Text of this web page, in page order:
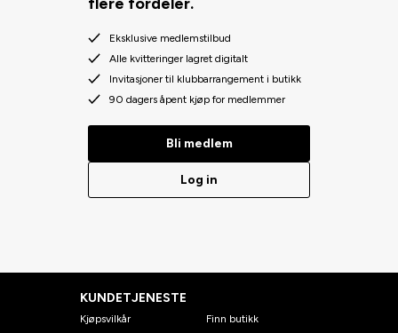
Eksklusive medlemstilbud
Alle kvitteringer lagret digitalt
Invitasjoner til klubbarrangement i butikk
90 dagers åpent kjøp for medlemmer
Bli medlem
Log in
KUNDETJENESTE
Kjøpsvilkår
Finn butikk